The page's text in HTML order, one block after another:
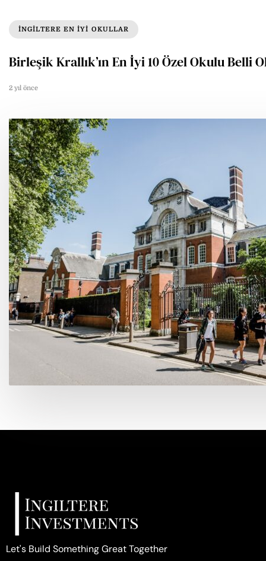
INGILTERE EN IYI OKULLAR
Birleşik Krallık’ın En İyi 10 Özel Okulu Belli
2 yıl önce
Let's Build Something Great Together